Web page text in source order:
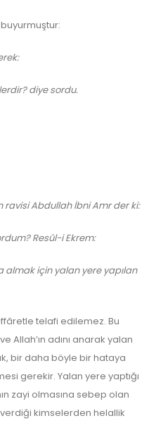
diye sordu.
Abdullah İbni Amr der ki:
Resûl-i Ekrem:
almak için yalan yere yapılan
telafi edilemez. Bu
Allah’ın adını anarak yalan
bir daha böyle bir hataya
gerekir. Yalan yere yaptığı
zayi olmasına sebep olan
kimselerden helallik